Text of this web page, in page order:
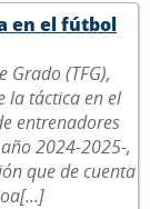
en el fútbol
Grado (TFG),
la táctica en el
entrenadores
2024-2025-,
que de cuenta